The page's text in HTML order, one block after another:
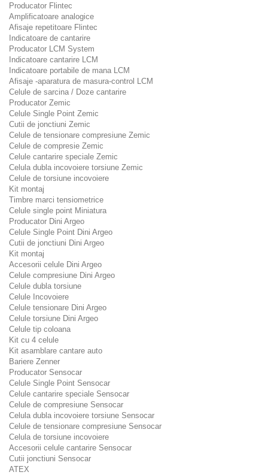
Producator Flintec
Amplificatoare analogice
Afisaje repetitoare Flintec
Indicatoare de cantarire
Producator LCM System
Indicatoare cantarire LCM
Indicatoare portabile de mana LCM
Afisaje -aparatura de masura-control LCM
Celule de sarcina / Doze cantarire
Producator Zemic
Celule Single Point Zemic
Cutii de jonctiuni Zemic
Celule de tensionare compresiune Zemic
Celule de compresie Zemic
Celule cantarire speciale Zemic
Celula dubla incovoiere torsiune Zemic
Celule de torsiune incovoiere
Kit montaj
Timbre marci tensiometrice
Celule single point Miniatura
Producator Dini Argeo
Celule Single Point Dini Argeo
Cutii de jonctiuni Dini Argeo
Kit montaj
Accesorii celule Dini Argeo
Celule compresiune Dini Argeo
Celule dubla torsiune
Celule Incovoiere
Celule tensionare Dini Argeo
Celule torsiune Dini Argeo
Celule tip coloana
Kit cu 4 celule
Kit asamblare cantare auto
Bariere Zenner
Producator Sensocar
Celule Single Point Sensocar
Celule cantarire speciale Sensocar
Celule de compresiune Sensocar
Celula dubla incovoiere torsiune Sensocar
Celule de tensionare compresiune Sensocar
Celula de torsiune incovoiere
Accesorii celule cantarire Sensocar
Cutii jonctiuni Sensocar
ATEX